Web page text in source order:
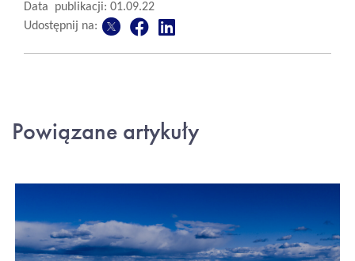
Data publikacji: 01.09.22
Udostępnij na:
Powiązane artykuły